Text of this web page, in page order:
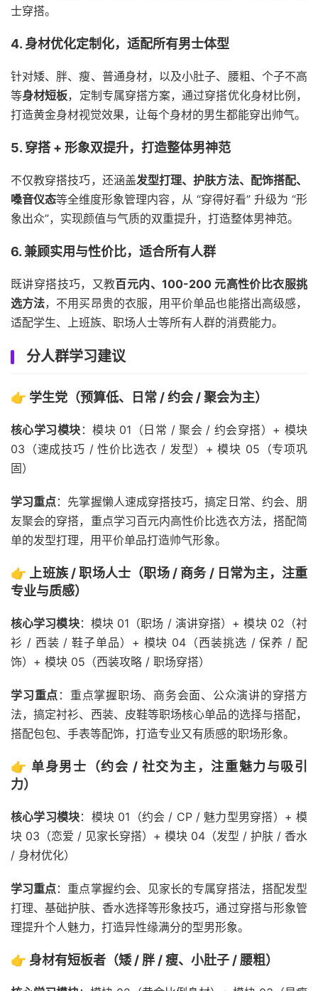
士穿搭。
4. 身材优化定制化，适配所有男士体型
针对矮、胖、瘦、普通身材，以及小肚子、腰粗、个子不高
等身材短板，定制专属穿搭方案，通过穿搭优化身材比例，
打造黄金身材视觉效果，让每个身材的男生都能穿出帅气。
5. 穿搭 + 形象双提升，打造整体男神范
不仅教穿搭技巧，还涵盖发型打理、护肤方法、配饰搭配、
嗓音仪态等全维度形象管理内容，从 “穿得好看” 升级为 “形
象出众”，实现颜值与气质的双重提升，打造整体男神范。
6. 兼顾实用与性价比，适合所有人群
既讲穿搭技巧，又教百元内、100-200 元高性价比衣服挑
选方法，不用买昂贵的衣服，用平价单品也能搭出高级感，
适配学生、上班族、职场人士等所有人群的消费能力。
分人群学习建议
👉 学生党（预算低、日常 / 约会 / 聚会为主）
核心学习模块 ：模块 01（日常 / 聚会 / 约会穿搭）+ 模块
03（速成技巧 / 性价比选衣 / 发型）+ 模块 05（专项巩
固）
学习重点：先掌握懒人速成穿搭技巧，搞定日常、约会、朋
友聚会的穿搭，重点学习百元内高性价比选衣方法，搭配简
单的发型打理，用平价单品打造帅气形象。
👉 上班族 / 职场人士（职场 / 商务 / 日常为主，注重
专业与质感）
核心学习模块：模块 01（职场 / 演讲穿搭）+ 模块 02（衬
衫 / 西装 / 鞋子单品）+ 模块 04（西装挑选 / 保养 / 配
饰）+ 模块 05（西装攻略 / 职场穿搭）
学习重点 ：重点掌握职场、商务会面、公众演讲的穿搭方
法，搞定衬衫、西装、皮鞋等职场核心单品的选择与搭配，
搭配包包、手表等配饰，打造专业又有质感的职场形象。
👉 单身男士（约会 / 社交为主，注重魅力与吸引
力）
核心学习模块：模块 01（约会 / CP / 魅力型男穿搭）+ 模
块 03（恋爱 / 见家长穿搭）+ 模块 04（发型 / 护肤 / 香水
/ 身材优化）
学习重点：重点掌握约会、见家长的专属穿搭法，搭配发型
打理、基础护肤、香水选择等形象技巧，通过穿搭与形象管
理提升个人魅力，打造异性缘满分的型男形象。
👉 身材有短板者（矮 / 胖 / 瘦、小肚子 / 腰粗）